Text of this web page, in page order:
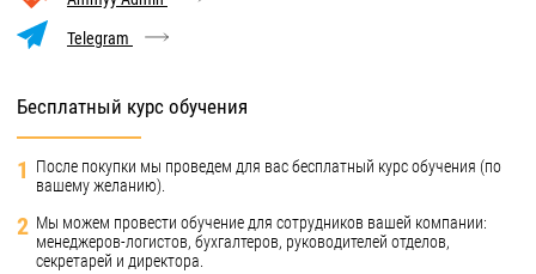
Telegram
Бесплатный курс обучения
1
После покупки мы проведем для вас бесплатный курс обучения (по
вашему желанию).
2 Мы можем провести обучение для сотрудников вашей компании:
менеджеров-логистов, бухгалтеров, руководителей отделов,
секретарей и директора.